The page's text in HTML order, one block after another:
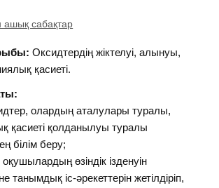
ашық сабақтар
Оксидтердің жіктелуі, алынуы,
қасиеті.
олардың аталулары туралы,
қасиеті қолданылуы туралы
білім беру;
оқушылардың өзіндік ізденуін
іс-әрекеттерін жетілдіріп,